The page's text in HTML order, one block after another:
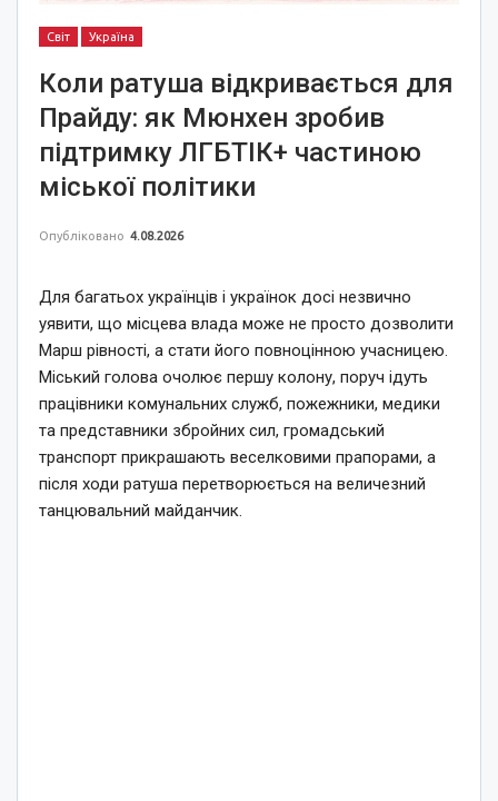
Світ Україна
Коли ратуша відкривається для
Прайду: як Мюнхен зробив
підтримку ЛГБТІК+ частиною
міської політики
Опубліковано 4.08.2026
Для багатьох українців і українок досі незвично
уявити, що місцева влада може не просто дозволити
Марш рівності, а стати його повноцінною учасницею.
Міський голова очолює першу колону, поруч ідуть
працівники комунальних служб, пожежники, медики
та представники збройних сил, громадський
транспорт прикрашають веселковими прапорами, а
після ходи ратуша перетворюється на величезний
танцювальний майданчик.